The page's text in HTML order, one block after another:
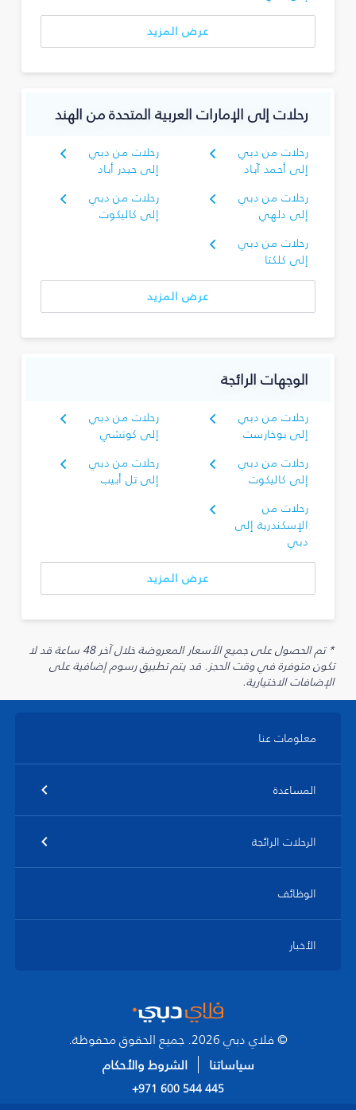
عرض المزيد
رحلات إلى الإمارات العربية المتحدة من الهند
رحلات من دبي
إلى أحمد آباد
رحلات من دبي
إلى حيدر أباد
رحلات من دبي
إلى دلهي
رحلات من دبي
إلى كاليكوت
رحلات من دبي
إلى كلكتا
عرض المزيد
الوجهات الرائجة
رحلات من دبي
إلى بوخارست
رحلات من دبي
إلى كوتشي
رحلات من دبي
إلى كاليكوت
رحلات من دبي
إلى تل أبيب
رحلات من
الإسكندرية إلى
دبي
عرض المزيد
* تم الحصول على جميع الأسعار المعروضة خلال آخر 48 ساعة قد لا
تكون متوفرة في وقت الحجز. قد يتم تطبيق رسوم إضافية على
الإضافات الاختيارية.
معلومات عنا
المساعدة
الرحلات الرائجة
الوظائف
الأخبار
© فلاي دبي 2026. جميع الحقوق محفوظة.
سياساتنا
الشروط والأحكام
+971 600 544 445